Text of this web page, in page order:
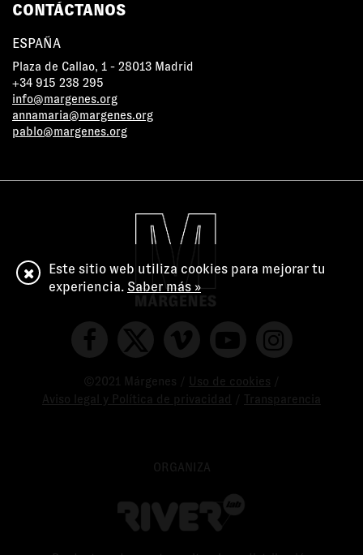
CONTÁCTANOS
ESPAÑA
Plaza de Callao, 1 - 28013 Madrid
+34 915 238 295
info@margenes.org
annamaria@margenes.org
pablo@margenes.org
©2021 Márgenes / Uso de cookies
Aviso legal y Política de privacidad
Transparencia
ORGANIZA
Este sitio web utiliza cookies para mejorar tu
experiencia. Saber más »